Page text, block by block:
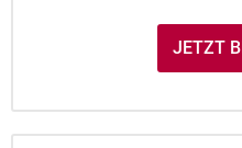
JETZT